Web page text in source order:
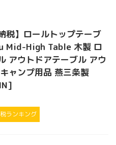
税】ロールトップテーブ
Mid-High Table 木製 ロ
アウトドアテーブル アウ
ャンプ用品 燕三条製
ランキング